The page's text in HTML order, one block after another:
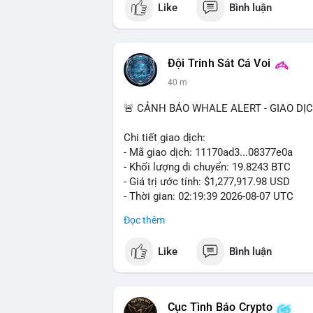
#vlikevn #titanbot
📰 Nguồn: Cointelegraph
Like Bình luận
Đội Trinh Sát Cá Voi
40 m
🚨 CẢNH BÁO WHALE ALERT - GIAO
Chi tiết giao dịch:
- Mã giao dịch: 11170ad3...08377e0a
- Khối lượng di chuyển: 19.8243 BTC
- Giá trị ước tính: $1,277,917.98 USD
- Thời gian: 02:19:39 2026-08-07 UTC
Khối lượng gần 20 BTC trị giá hơn 1.27
động này thiên về chuyển ví lạnh để
lượng không quá lớn để gây sốc thanh
Đọc thêm
Like Bình luận
Cục Tình Báo Crypto